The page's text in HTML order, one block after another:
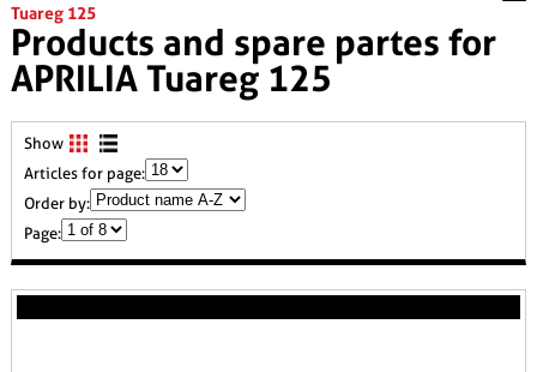
Tuareg 125
Products and spare partes for
APRILIA Tuareg 125
Show
Articles for page:
Order by:
Page: